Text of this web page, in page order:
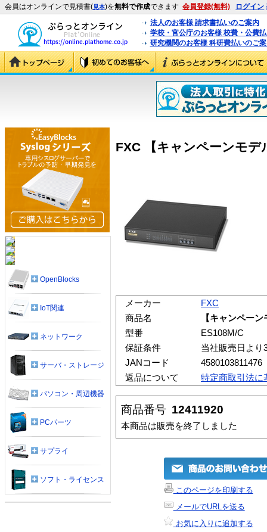
会員はオンラインで見積書(見本)を無料で作成できます 会員登録(無料) ログイン
法人のお客様 請求書払いのご案内
学校・官公庁のお客様 校費・公費
研究機関のお客様 科研費払いのご
FXC 【キャンペーンモデ
メーカー
FXC
商品名
【キャンペー
型番
ES108M/C
保証条件
当社販売日より
JANコード
4580103811476
返品について
特定商取引法に
商品番号 12411920
本商品は販売を終了しました
このページを印刷する
メールでURLを送る
お気に入りに追加する
OpenBlocks
IoT関連
ネットワーク
サーバ・ストレージ
パソコン・周辺機器
PCパーツ
サプライ
ソフト・ライセンス